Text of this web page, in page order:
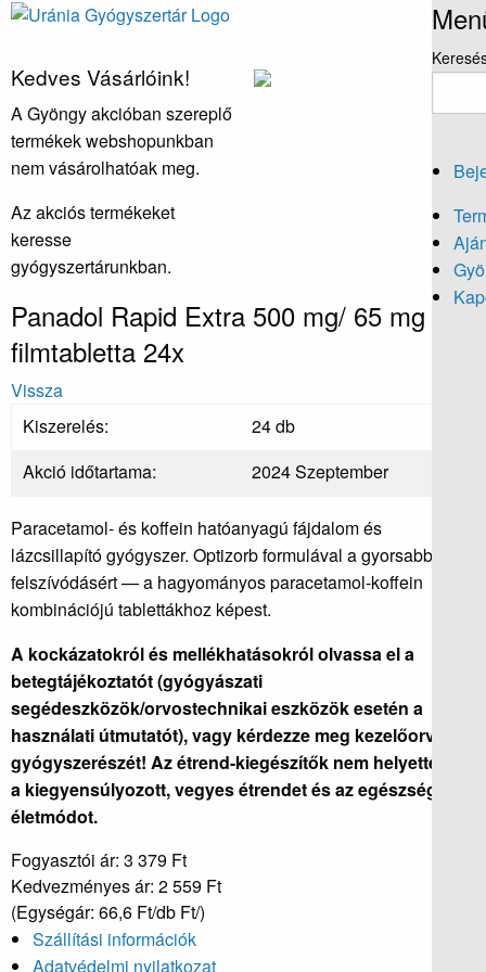
Kedves Vásárlóink!
A Gyöngy akcióban szereplő
termékek webshopunkban
nem vásárolhatóak meg.
Az akciós termékeket
keresse
gyógyszertárunkban.
Panadol Rapid Extra 500 mg/ 65 mg
filmtabletta 24x
Vissza
Kiszerelés:
24 db
Akció időtartama:
2024 Szeptember
Fogyasztói ár: 3 379 Ft
Kedvezményes ár: 2 559 Ft
(Egységár: 66,6 Ft/db Ft/)
Paracetamol- és koffein hatóanyagú fájdalom és
lázcsillapító gyógyszer. Optizorb formulával a gyorsabb
felszívódásért — a hagyományos paracetamol-koffein
kombinációjú tablettákhoz képest.
A kockázatokról és mellékhatásokról olvassa el a
betegtájékoztatót (gyógyászati
segédeszközök/orvostechnikai eszközök esetén a
használati útmutatót), vagy kérdezze meg kezelőorvosát,
gyógyszerészét! Az étrend-kiegészítők nem helyettesíti
a kiegyensúlyozott, vegyes étrendet és az egészséges
életmódot.
Szállítási információk
Adatvédelmi nyilatkozat